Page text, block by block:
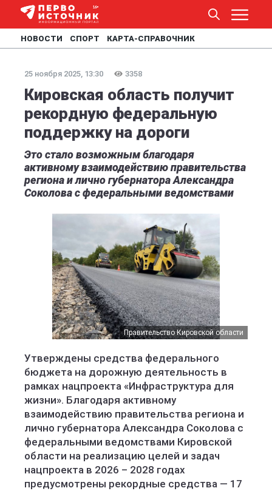
НОВОСТИ СПОРТ КАРТА-СПРАВОЧНИК
25 ноября 2025, 13:30 3358
Кировская область получит
рекордную федеральную
поддержку на дороги
Это стало возможным благодаря
активному взаимодействию правительства
региона и лично губернатора Александра
Соколова с федеральными ведомствами
Правительство Кировской области
Утверждены средства федерального
бюджета на дорожную деятельность в
рамках нацпроекта «Инфраструктура для
жизни». Благодаря активному
взаимодействию правительства региона и
лично губернатора Александра Соколова с
федеральными ведомствами Кировской
области на реализацию целей и задач
нацпроекта в 2026 – 2028 годах
предусмотрены рекордные средства — 17